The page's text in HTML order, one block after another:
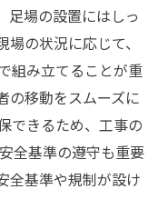
足場の設置にはしっ
の状況に応じて、
組み立てることが重
の移動をスムーズに
できるため、工事の
全基準の遵守も重要
全基準や規制が設け